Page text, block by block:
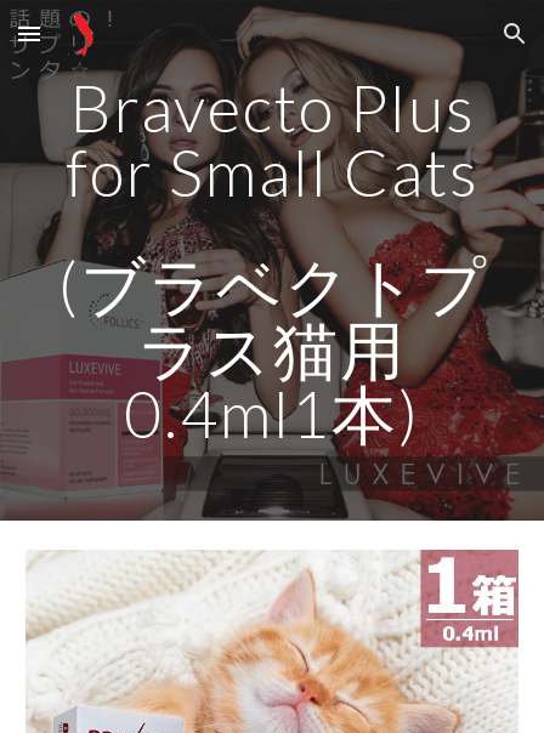
Skip to main content Skip to navigation
Bravecto Plus
for Small Cats
(ブラベクトプ
ラス猫用
0.4ml1本)